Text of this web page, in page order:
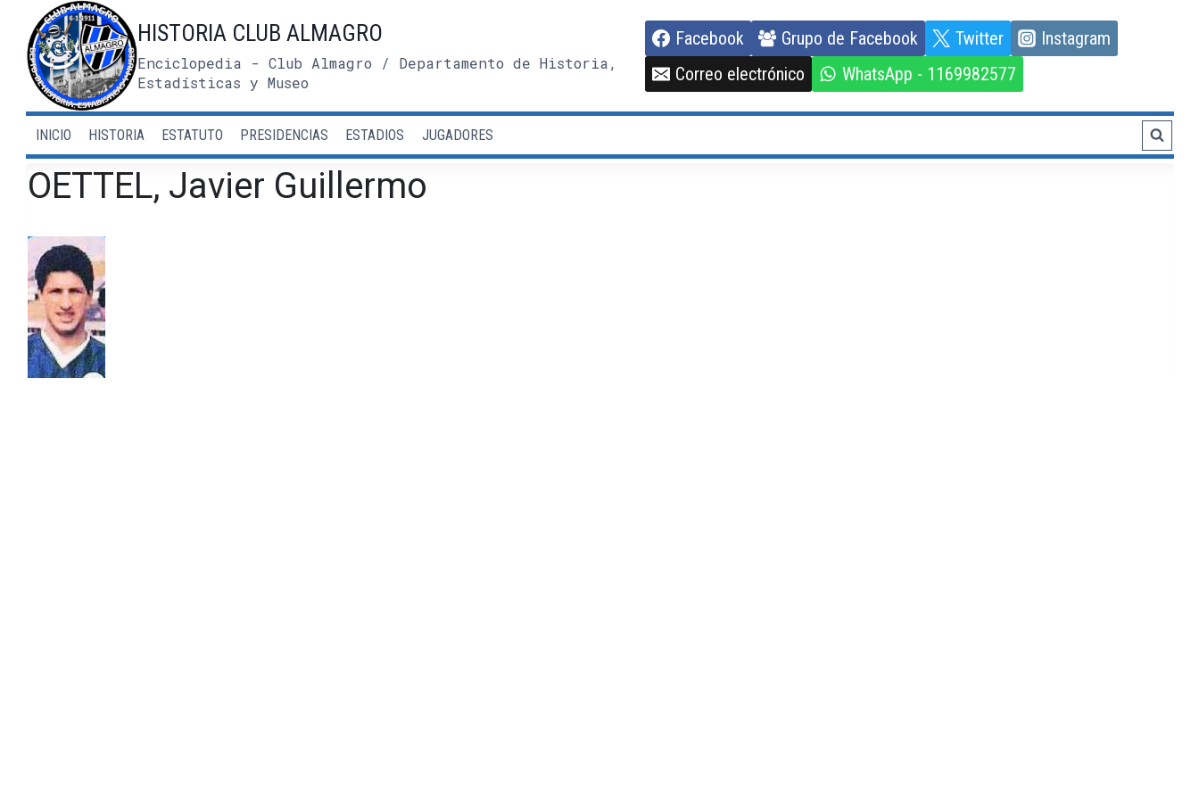
contenido
HISTORIA CLUB ALMAGRO
Enciclopedia - Club Almagro / Departamento de Historia,
Estadísticas y Museo
Facebook Grupo de Facebook Twitter
Instagram
Correo electrónico
WhatsApp - 1169982577
INICIO HISTORIA ESTATUTO PRESIDENCIAS ESTADIOS JUGADORES
OETTEL, Javier Guillermo